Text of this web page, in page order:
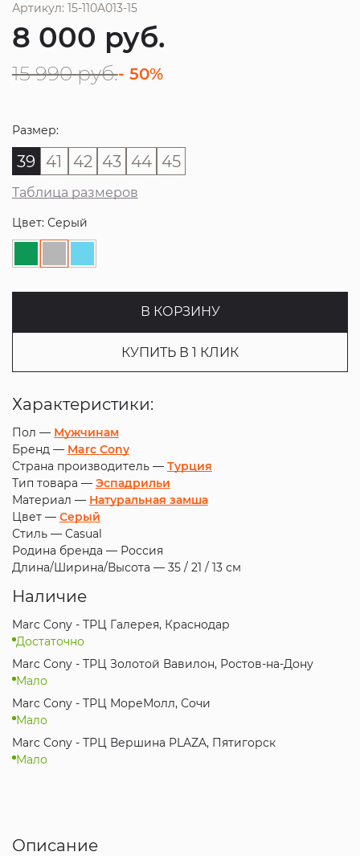
Артикул: 15-110A013-15
8 000 руб.
15 990 руб.- 50%
Размер:
39 41 42 43 44 45
Таблица размеров
Цвет: Серый
В КОРЗИНУ
КУПИТЬ В 1 КЛИК
Характеристики:
Пол — Мужчинам
Бренд — Marc Cony
Страна производитель — Турция
Тип товара — Эспадрильи
Материал — Натуральная замша
Цвет — Серый
Стиль — Casual
Родина бренда — Россия
Длина/Ширина/Высота — 35 / 21 / 13 см
Наличие
Marc Cony - ТРЦ Галерея, Краснодар
Достаточно
Marc Cony - ТРЦ Золотой Вавилон, Ростов-на-Дону
Мало
Marc Cony - ТРЦ МореМолл, Сочи
Мало
Marc Cony - ТРЦ Вершина PLAZA, Пятигорск
Мало
Описание